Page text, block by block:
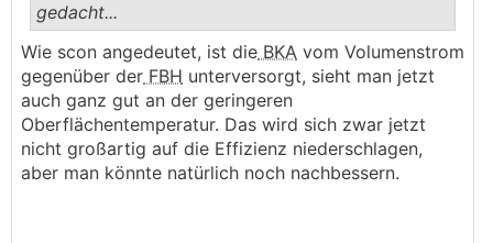
Jän 22 1685 259 6,5
Jän 23 2222 410 5,4
Anbindeleitungen zu HKV (inkl. Kreislängen):
..
gedacht...
Wie scon angedeutet, ist die BKA vom Volumenstrom
gegenüber der FBH unterversorgt, sieht man jetzt
auch ganz gut an der geringeren
Oberflächentemperatur. Das wird sich zwar jetzt
nicht großartig auf die Effizienz niederschlagen,
aber man könnte natürlich noch nachbessern.